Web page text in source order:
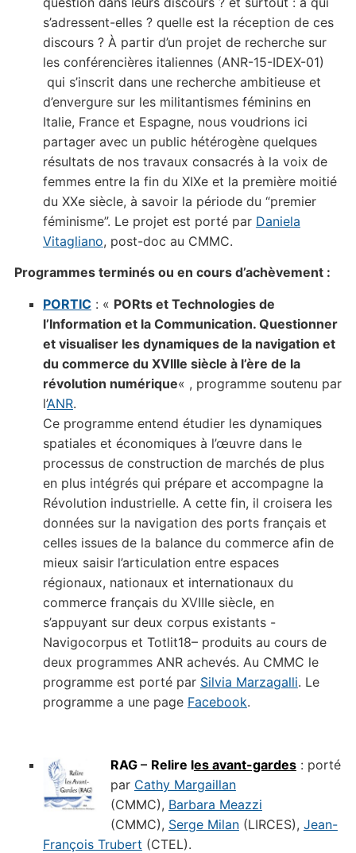
s’adressent-elles ? quelle est la réception de ces
discours ? À partir d’un projet de recherche sur
les conférencières italiennes (ANR-15-IDEX-01)
qui s’inscrit dans une recherche ambitieuse et
d’envergure sur les militantismes féminins en
Italie, France et Espagne, nous voudrions ici
partager avec un public hétérogène quelques
résultats de nos travaux consacrés à la voix de
femmes entre la fin du XIXe et la première moitié
du XXe siècle, à savoir la période du “premier
féminisme”. Le projet est porté par Daniela
Vitagliano, post-doc au CMMC.
Programmes terminés ou en cours d’achèvement :
PORTIC: « PORts et Technologies de
l’Information et la Communication. Questionner
et visualiser les dynamiques de la navigation et
du commerce du XVIIIe siècle à l’ère de la
révolution numérique« , programme soutenu par
l’ANR.
Ce programme entend étudier les dynamiques
spatiales et économiques à l’œuvre dans le
processus de construction de marchés de plus
en plus intégrés qui prépare et accompagne la
Révolution industrielle. A cette fin, il croisera les
données sur la navigation des ports français et
celles issues de la balance du commerce afin de
mieux saisir l’articulation entre espaces
régionaux, nationaux et internationaux du
commerce français du XVIIIe siècle, en
s’appuyant sur deux corpus existants -
Navigocorpus et Totlit18– produits au cours de
deux programmes ANR achevés. Au CMMC le
programme est porté par Silvia Marzagalli. Le
programme a une page Facebook.
RAG– Relire les avant-gardes: porté
par Cathy Margaillan
(CMMC), Barbara Meazzi
(CMMC), Serge Milan(LIRCES), Jean-
François Trubert (CTEL).